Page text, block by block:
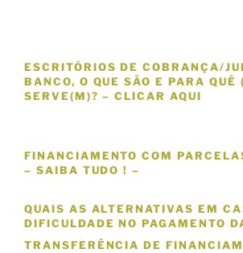
ESCRITÓRIOS DE COBRANÇA/
BANCO, O QUE SÃO E PARA QUÊ
SERVE(M)? – CLICAR AQUI
FINANCIAMENTO COM
– SAIBA TUDO ! –
QUAIS AS ALTERNATIVAS EM
DIFICULDADE NO PAGAMENTO
TRANSFERÊNCIA DE